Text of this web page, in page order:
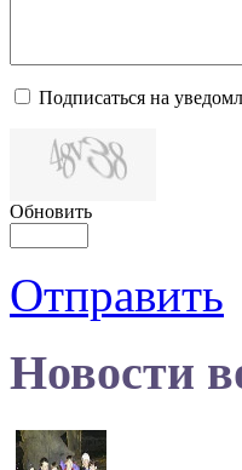
Подписаться на
Обновить
Отправить
Новости